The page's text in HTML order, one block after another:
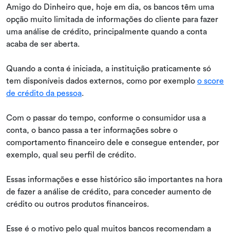
Amigo do Dinheiro que, hoje em dia, os bancos têm uma
opção muito limitada de informações do cliente para fazer
uma análise de crédito, principalmente quando a conta
acaba de ser aberta.
Quando a conta é iniciada, a instituição praticamente só
tem disponíveis dados externos, como por exemplo o score
de crédito da pessoa.
Com o passar do tempo, conforme o consumidor usa a
conta, o banco passa a ter informações sobre o
comportamento financeiro dele e consegue entender, por
exemplo, qual seu perfil de crédito.
Essas informações e esse histórico são importantes na hora
de fazer a análise de crédito, para conceder aumento de
crédito ou outros produtos financeiros.
Esse é o motivo pelo qual muitos bancos recomendam a